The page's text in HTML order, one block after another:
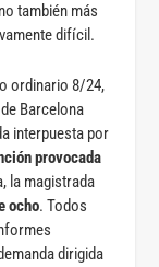
también más
difícil.
ordinario 8/24,
Barcelona
interpuesta por
provocada
la magistrada
ocho. Todos
dirigida